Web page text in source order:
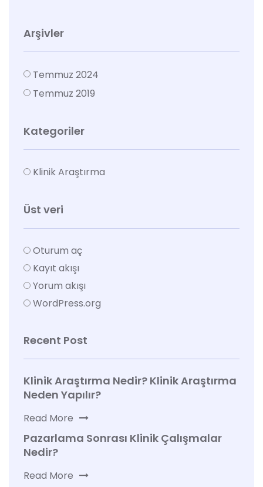
Arşivler
Temmuz 2024
Temmuz 2019
Kategoriler
Klinik Araştırma
Üst veri
Oturum aç
Kayıt akışı
Yorum akışı
WordPress.org
Recent Post
Klinik Araştırma Nedir? Klinik Araştırma
Neden Yapılır?
Read More
Pazarlama Sonrası Klinik Çalışmalar
Nedir?
Read More